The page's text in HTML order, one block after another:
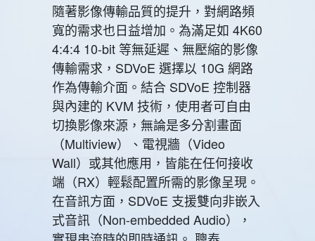
隨著影像傳輸品質的提升，對網路頻
寬的需求也日益增加。為滿足如 4K60
4:4:4 10-bit 等無延遲、無壓縮的影像
傳輸需求，SDVoE 選擇以 10G 網路
作為傳輸介面。結合 SDVoE 控制器
與內建的 KVM 技術，使用者可自由
切換影像來源，無論是多分割畫面
（Multiview）、電視牆（Video
Wall）或其他應用，皆能在任何接收
端（RX）輕鬆配置所需的影像呈現。
在音訊方面，SDVoE 支援雙向非嵌入
式音訊（Non-embedded Audio），